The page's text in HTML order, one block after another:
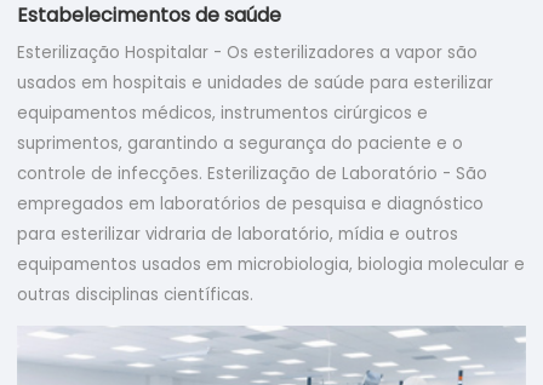
Estabelecimentos de saúde
Esterilização Hospitalar - Os esterilizadores a vapor são
usados em hospitais e unidades de saúde para esterilizar
equipamentos médicos, instrumentos cirúrgicos e
suprimentos, garantindo a segurança do paciente e o
controle de infecções. Esterilização de Laboratório - São
empregados em laboratórios de pesquisa e diagnóstico
para esterilizar vidraria de laboratório, mídia e outros
equipamentos usados em microbiologia, biologia molecular e
outras disciplinas científicas.